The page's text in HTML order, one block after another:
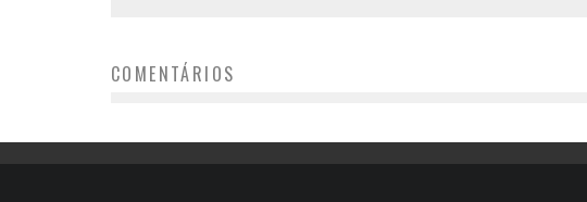
COMENTÁRIOS